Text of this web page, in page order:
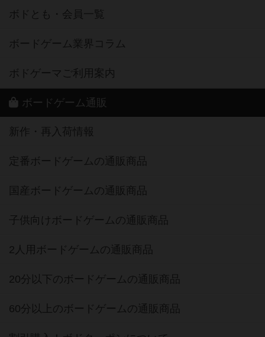
ボドとも・会員一覧
ボードゲーム業界コラム
ボドゲーマご利用案内
ボードゲーム通販
新作・再入荷情報
定番ボードゲームの通販商品
国産ボードゲームの通販商品
子供向けボードゲームの通販商品
2人用ボードゲームの通販商品
20分以下のボードゲームの通販商品
60分以上のボードゲームの通販商品